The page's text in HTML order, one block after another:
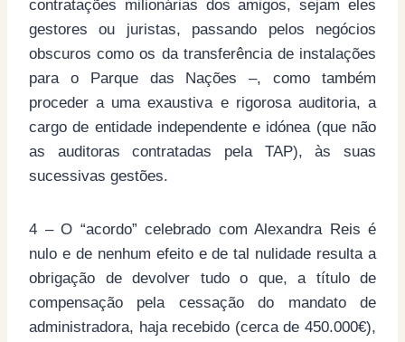
contratações milionárias dos amigos, sejam eles
gestores ou juristas, passando pelos negócios
obscuros como os da transferência de instalações
para o Parque das Nações –, como também
proceder a uma exaustiva e rigorosa auditoria, a
cargo de entidade independente e idónea (que não
as auditoras contratadas pela TAP), às suas
sucessivas gestões.
4 – O “acordo” celebrado com Alexandra Reis é
nulo e de nenhum efeito e de tal nulidade resulta a
obrigação de devolver tudo o que, a título de
compensação pela cessação do mandato de
administradora, haja recebido (cerca de 450.000€),